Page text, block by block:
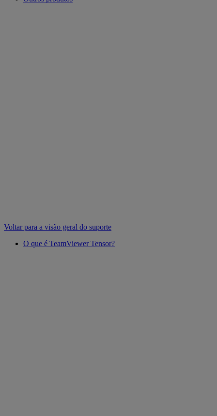
Voltar para a visão geral do suporte
O que é TeamViewer Tensor?